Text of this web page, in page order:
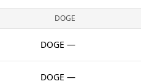
DOGE
— DOGE
— DOGE